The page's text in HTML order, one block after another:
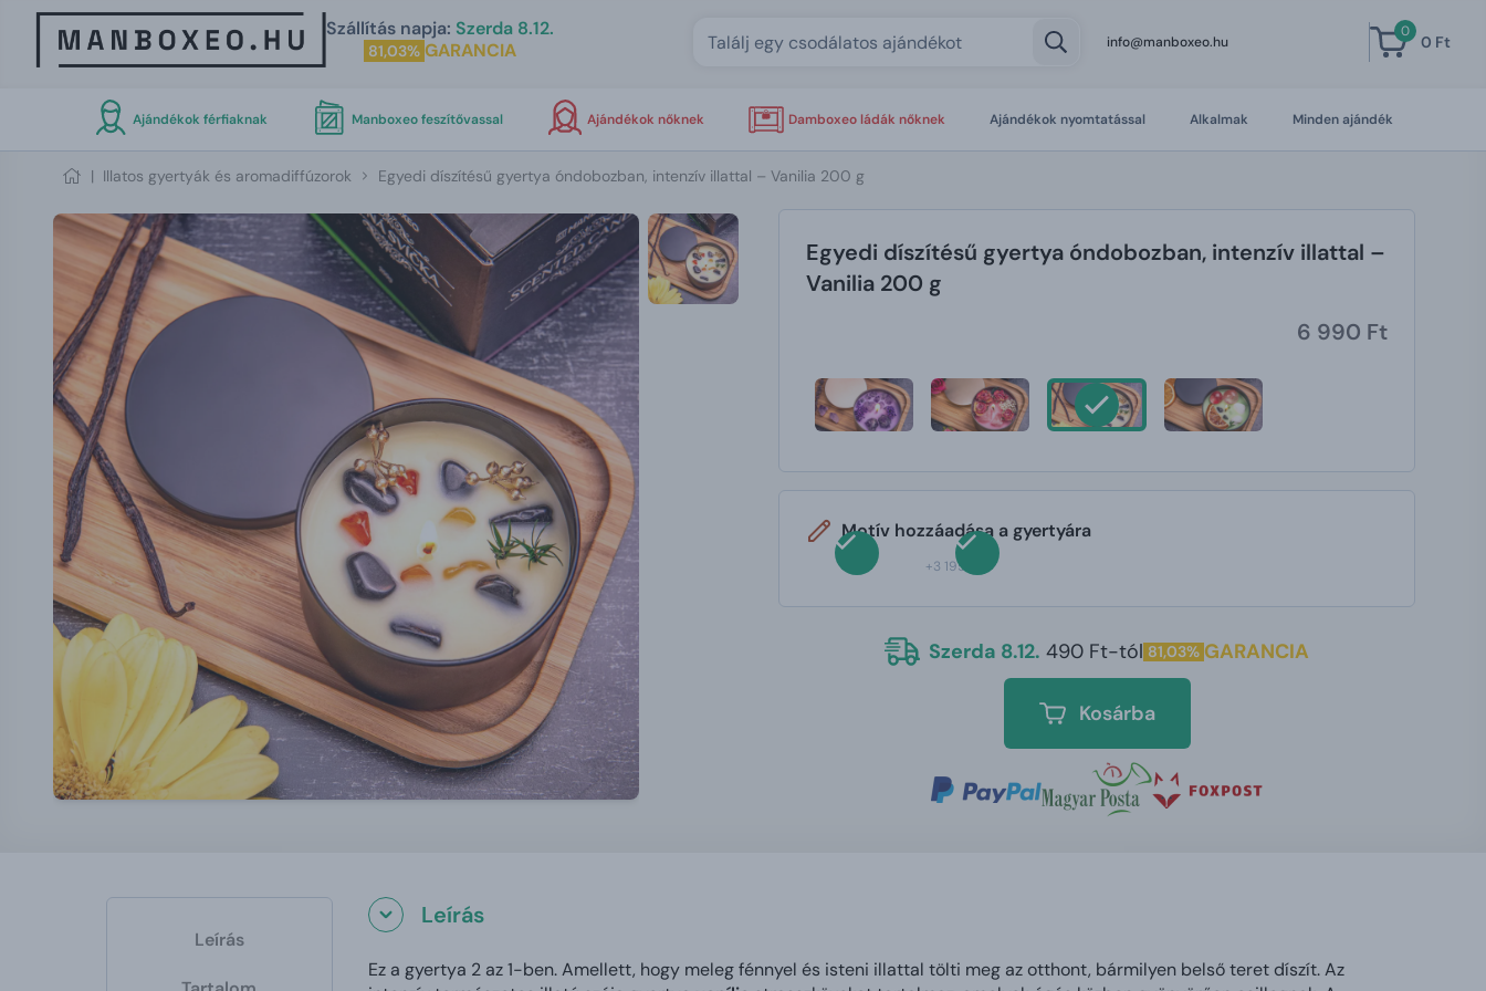
Szállítás napja: Szerda 8.12.
81,03% GARANCIA info@manboxeo.hu
0
0 Ft
Ajándékok férfiaknak Manboxeo feszítővassal Ajándékok nőknek Damboxeo ládák nőknek Ajándékok nyomtatással Alkalmak Minden ajándék
| Illatos gyertyák és aromadiffúzorok Egyedi díszítésű gyertya óndobozban, intenzív illattal – Vanilia 200 g
Egyedi díszítésű gyertya óndobozban, intenzív illattal –
Vanilia 200 g
6 990 Ft
Motív hozzáadása a gyertyára
+3 195 Ft
Szerda 8.12. 490 Ft-tól 81,03% GARANCIA
Kosárba
Leírás
Leírás
Ez a gyertya 2 az 1-ben. Amellett, hogy meleg fénnyel és isteni illattal tölti meg az otthont, bármilyen belső teret díszít. Az